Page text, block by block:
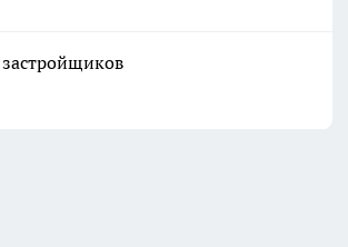
застройщиков